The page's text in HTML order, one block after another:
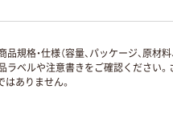
格・仕様（容量、パッケージ、原材
ベルや注意書きをご確認ください
はありません。